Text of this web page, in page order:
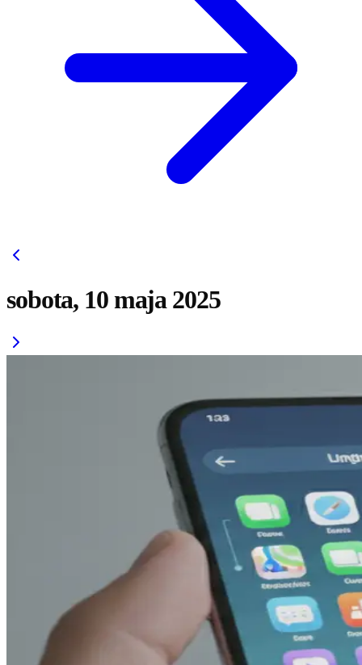
sobota, 10 maja 2025